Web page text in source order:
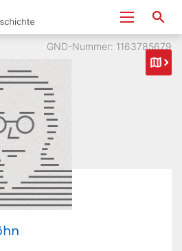
GND-Nummer: 1163785679